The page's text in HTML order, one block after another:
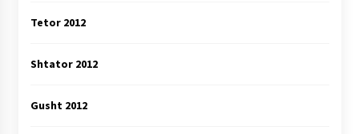
Tetor 2012
Shtator 2012
Gusht 2012